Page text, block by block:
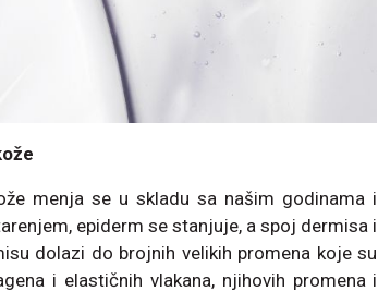
menja se u skladu sa našim godinama i
epiderm se stanjuje, a spoj dermisa i
dolazi do brojnih velikih promena koje su
i elastičnih vlakana, njihovih promena i